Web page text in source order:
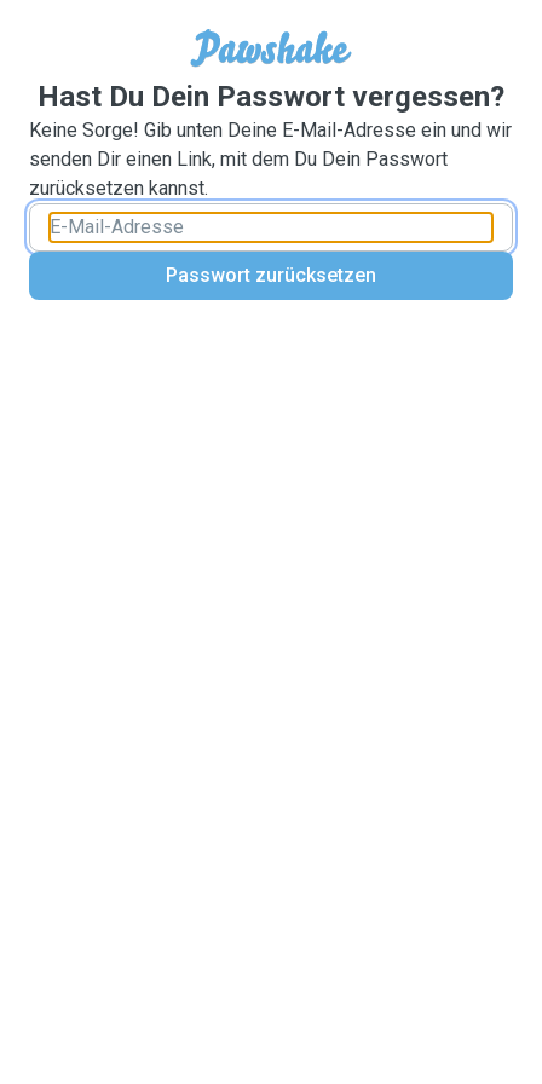
Hast Du Dein Passwort vergessen?
Keine Sorge! Gib unten Deine E-Mail-Adresse ein und wir
senden Dir einen Link, mit dem Du Dein Passwort
zurücksetzen kannst.
Passwort zurücksetzen